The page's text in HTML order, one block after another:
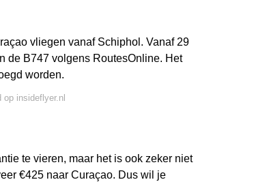
vliegen vanaf Schiphol. Vanaf 29
de B747 volgens RoutesOnline. Het
worden.
op insideflyer.nl
te vieren, maar het is ook zeker niet
€425 naar Curaçao. Dus wil je